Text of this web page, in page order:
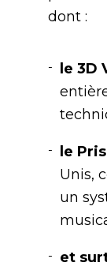
dont :
le 3D
le
Unis,
un
et